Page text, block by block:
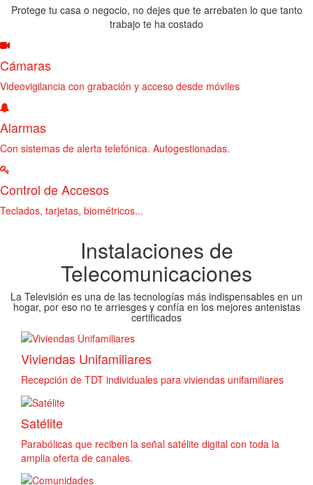
Protege tu casa o negocio, no dejes que te arrebaten lo que tanto
trabajo te ha costado
Cámaras
Videovigilancia con grabación y acceso desde móviles
Alarmas
Con sistemas de alerta telefónica. Autogestionadas.
Control de Accesos
Teclados, tarjetas, biométricos...
Instalaciones de
Telecomunicaciones
La Televisión es una de las tecnologías más indispensables en un
hogar, por eso no te arriesges y confía en los mejores antenistas
certificados
Viviendas Unifamiliares
Recepción de TDT individuales para viviendas unifamiliares
Satélite
Parabólicas que reciben la señal satélite digital con toda la
amplia oferta de canales.